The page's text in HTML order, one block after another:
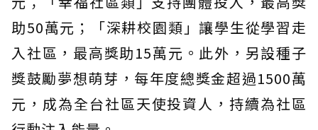
助50萬元；「深耕校園類」讓學生從學習走
入社區，最高獎助15萬元。此外，另設種子
獎鼓勵夢想萌芽，每年度總獎金超過1500萬
元，成為全台社區天使投資人，持續為社區